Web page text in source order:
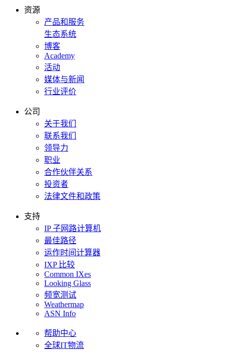
资源
产品和服务
生态系统
博客
Academy
活动
媒体与新闻
行业评价
公司
关于我们
联系我们
领导力
职业
合作伙伴关系
投资者
法律文件和政策
支持
IP 子网路计算机
最佳路径
运作时间计算器
IXP 比较
Common IXes
Looking Glass
频宽测试
Weathermap
ASN Info
帮助中心
全球IT物流